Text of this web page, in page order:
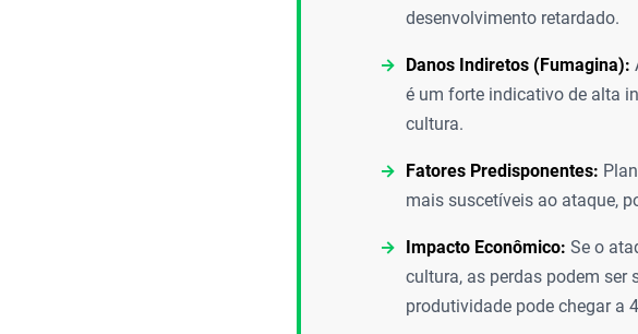
desenvolvimento retardado.
Danos Indiretos (Fumagina):
é um forte indicativo de alta
cultura.
Fatores Predisponentes:
mais suscetíveis ao ataque,
Impacto Econômico: Se o
cultura, as perdas podem ser
produtividade pode chegar a